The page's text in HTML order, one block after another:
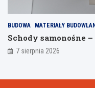
BUDOWA MATERIAŁY
Schody samonośne
7 sierpnia 2026